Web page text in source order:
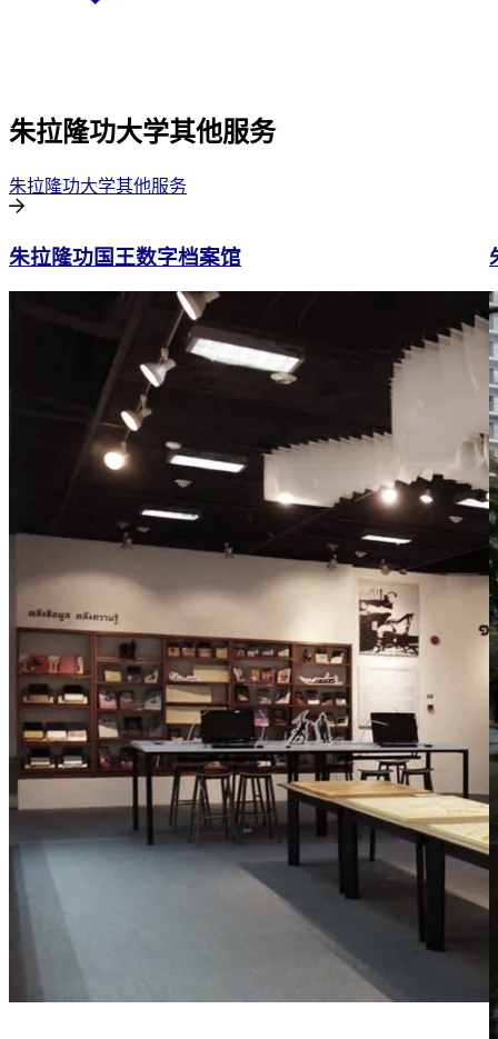
朱拉隆功大学其他服务
朱拉隆功大学其他服务
朱拉隆功国王数字档案馆